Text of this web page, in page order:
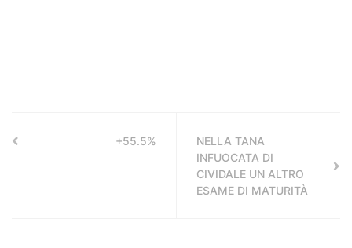
+55.5%
NELLA TANA
INFUOCATA DI
CIVIDALE UN ALTRO
ESAME DI MATURITÀ